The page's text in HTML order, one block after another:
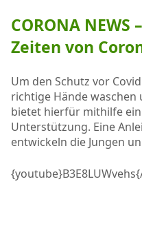
CORONA
Zeiten von
Um den Schutz vor
richtige Hände waschen
bietet hierfür mithilfe
Unterstützung. Eine
entwickeln die Jungen